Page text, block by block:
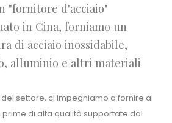
"fornitore d'acciaio"
in Cina, forniamo un
di acciaio inossidabile,
alluminio e altri materiali
settore, ci impegniamo a fornire ai
di alta qualità supportate dal